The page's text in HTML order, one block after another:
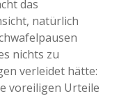
das
natürlich
nichts zu
verleidet hätte:
voreiligen Urteile